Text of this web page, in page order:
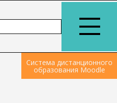
Система дистанционного
образования Moodle